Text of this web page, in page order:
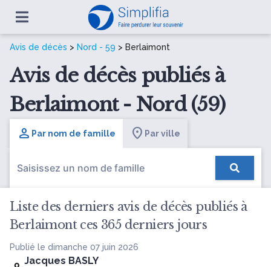
Avis de décès > Nord - 59 > Berlaimont
Avis de décès publiés à
Berlaimont - Nord (59)
Par nom de famille Par ville
Liste des derniers avis de décès publiés à
Berlaimont ces 365 derniers jours
Publié le dimanche 07 juin 2026
Jacques BASLY